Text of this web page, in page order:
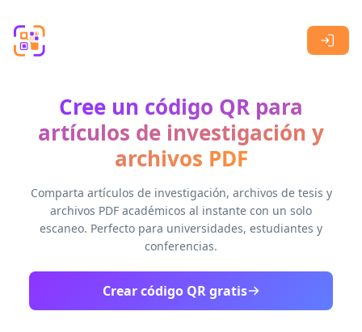
Cree un código QR para
artículos de investigación y
archivos PDF
Comparta artículos de investigación, archivos de tesis y
archivos PDF académicos al instante con un solo
escaneo. Perfecto para universidades, estudiantes y
conferencias.
Crear código QR gratis